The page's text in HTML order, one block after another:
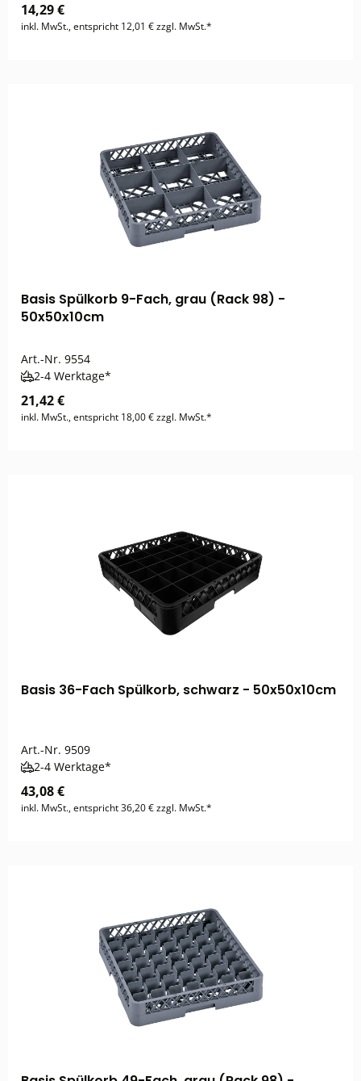
14,29 €
inkl. MwSt., entspricht 12,01 € zzgl. MwSt.*
Basis Spülkorb 9-Fach, grau (Rack 98) -
50x50x10cm
Art.-Nr. 9554
2-4 Werktage*
21,42 €
inkl. MwSt., entspricht 18,00 € zzgl. MwSt.*
Basis 36-Fach Spülkorb, schwarz - 50x50x10cm
Art.-Nr. 9509
2-4 Werktage*
43,08 €
inkl. MwSt., entspricht 36,20 € zzgl. MwSt.*